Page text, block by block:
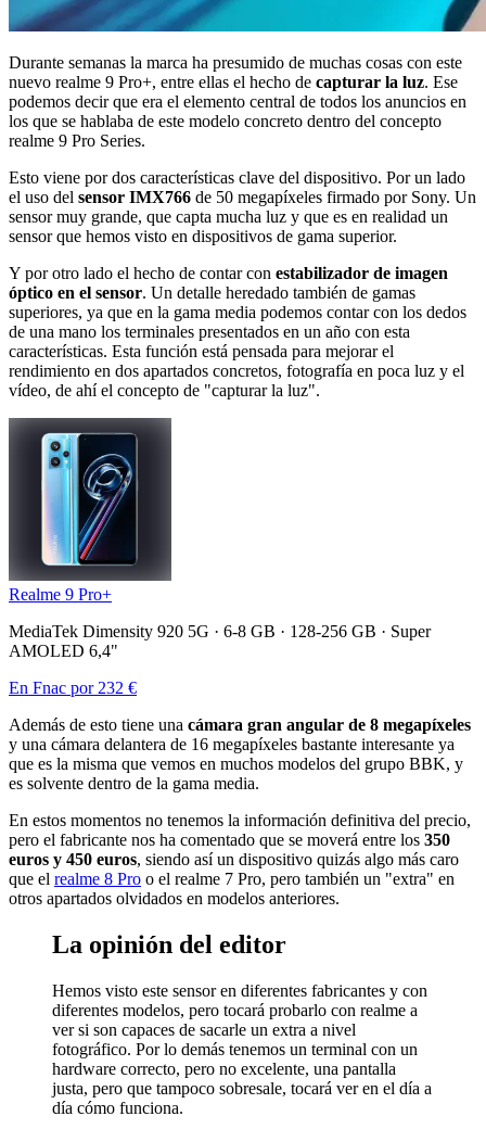
Durante semanas la marca ha presumido de muchas cosas con este
nuevo realme 9 Pro+, entre ellas el hecho de capturar la luz. Ese
podemos decir que era el elemento central de todos los anuncios en
los que se hablaba de este modelo concreto dentro del concepto
realme 9 Pro Series.
Esto viene por dos características clave del dispositivo. Por un lado
el uso del sensor IMX766 de 50 megapíxeles firmado por Sony. Un
sensor muy grande, que capta mucha luz y que es en realidad un
sensor que hemos visto en dispositivos de gama superior.
Y por otro lado el hecho de contar con estabilizador de imagen
óptico en el sensor. Un detalle heredado también de gamas
superiores, ya que en la gama media podemos contar con los dedos
de una mano los terminales presentados en un año con esta
características. Esta función está pensada para mejorar el
rendimiento en dos apartados concretos, fotografía en poca luz y el
vídeo, de ahí el concepto de "capturar la luz".
Realme 9 Pro+
MediaTek Dimensity 920 5G · 6-8 GB · 128-256 GB · Super
AMOLED 6,4"
En Fnac por 232 €
Además de esto tiene una cámara gran angular de 8 megapíxeles
y una cámara delantera de 16 megapíxeles bastante interesante ya
que es la misma que vemos en muchos modelos del grupo BBK, y
es solvente dentro de la gama media.
En estos momentos no tenemos la información definitiva del precio,
pero el fabricante nos ha comentado que se moverá entre los 350
euros y 450 euros, siendo así un dispositivo quizás algo más caro
que el realme 8 Pro o el realme 7 Pro, pero también un "extra" en
otros apartados olvidados en modelos anteriores.
La opinión del editor
Hemos visto este sensor en diferentes fabricantes y con
diferentes modelos, pero tocará probarlo con realme a
ver si son capaces de sacarle un extra a nivel
fotográfico. Por lo demás tenemos un terminal con un
hardware correcto, pero no excelente, una pantalla
justa, pero que tampoco sobresale, tocará ver en el día a
día cómo funciona.